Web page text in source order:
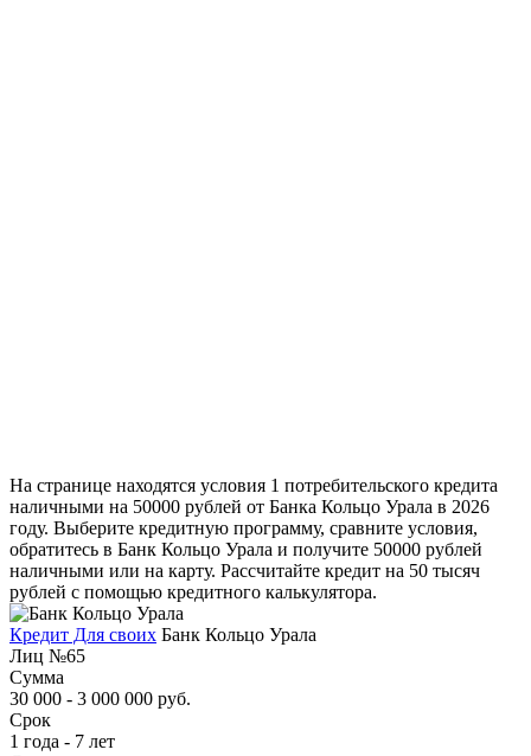
На странице находятся условия 1 потребительского кредита
наличными на 50000 рублей от Банка Кольцо Урала в 2026
году. Выберите кредитную программу, сравните условия,
обратитесь в Банк Кольцо Урала и получите 50000 рублей
наличными или на карту. Рассчитайте кредит на 50 тысяч
рублей с помощью кредитного калькулятора.
Кредит Для своих Банк Кольцо Урала
Лиц №65
Сумма
30 000 - 3 000 000 руб.
Срок
1 года - 7 лет